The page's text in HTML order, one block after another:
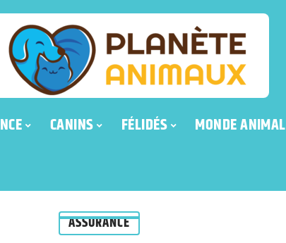
CANINS FÉLIDÉS MONDE ANIMAL
ASSURANCE